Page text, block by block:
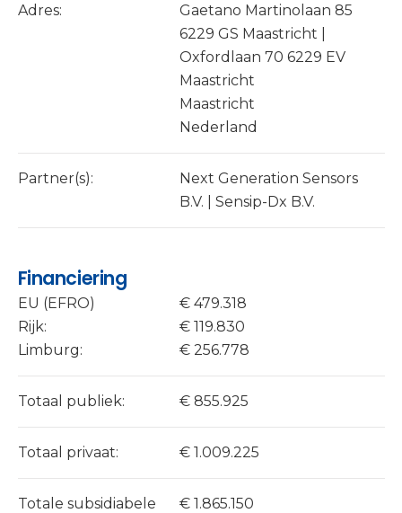
Adres:
Gaetano Martinolaan 85
6229 GS Maastricht |
Oxfordlaan 70 6229 EV
Maastricht
Maastricht
Nederland
Partner(s):
Next Generation Sensors
B.V. | Sensip-Dx B.V.
Financiering
EU (EFRO)
€ 479.318
Rijk:
€ 119.830
Limburg:
€ 256.778
Totaal publiek: € 855.925
Totaal privaat: € 1.009.225
Totale subsidiabele
€ 1.865.150